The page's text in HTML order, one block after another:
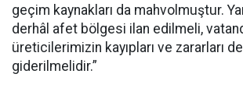
geçim kaynakları da mahvolmuştur.
derhâl afet bölgesi ilan edilmeli,
üreticilerimizin kayıpları ve zararları
giderilmelidir.”